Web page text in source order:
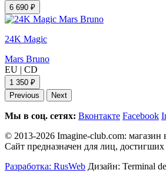
6 690 ₽
24K Magic
Mars Bruno
EU | CD
1 350 ₽
Previous
Next
Мы в соц. сетях: Вконтакте Facebook
© 2013-2026 Imagine-club.com:
Сайт предназначен для лиц, достигших
Разработка: RusWeb Дизайн: Terminal